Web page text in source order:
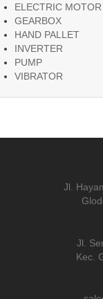
ELECTRIC MOTOR
GEARBOX
HAND PALLET
INVERTER
PUMP
VIBRATOR
Jl.
Jl.
Kec.